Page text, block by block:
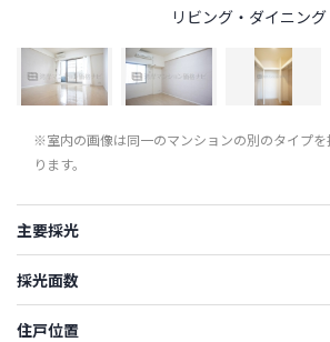
リビング・ダイニング
※室内の画像は同一のマンションの別のタイプ
ります。
主要採光
採光面数
住戸位置